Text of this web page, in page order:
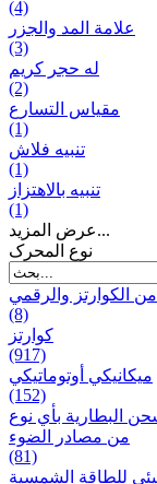
(4)
علامة المد والجزر
(3)
له حجر كريم
(2)
مقياس التسارع
(1)
تنبيه فلاش
(1)
تنبيه بالاهتزاز
(1)
عرض المزيد...
نوع المحرک
الكوارتز والرقمي
(8)
كوارتز
(917)
ميكانيكي أوتوماتيكي
(152)
البطارية بأي نوع
من مصادر الضوء
(81)
للطاقة الشمسية